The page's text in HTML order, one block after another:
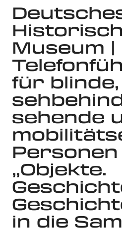
Museum |
für blinde,
sehende
Personen
„Objekte.
in die